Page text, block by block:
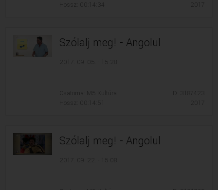
Hossz: 00:14:34
2017
Szólalj meg! - Angolul
2017. 09. 05. - 15:28
Csatorna: M5 Kultúra
Hossz: 00:14:51
ID: 3187423
2017
Szólalj meg! - Angolul
2017. 09. 22. - 15:08